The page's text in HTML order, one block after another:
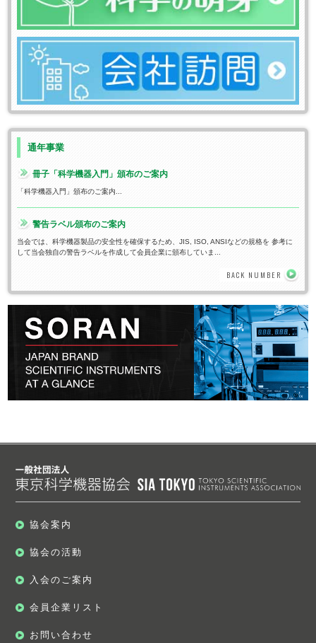
通年事業
冊子「科学機器入門」頒布のご案内
「科学機器入門」頒布のご案内...
警告ラベル頒布のご案内
当会では、科学機器製品の安全性を確保するため、JIS, ISO, ANSIなどの規格を 参考に
して当会独自の警告ラベルを作成して会員企業に頒布していま...
BACK NUMBER
協会案内
協会の活動
入会のご案内
会員企業リスト
お問い合わせ